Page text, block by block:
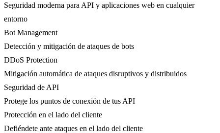
Seguridad moderna para API y aplicaciones web en cualquier
entorno
Bot Management
Detección y mitigación de ataques de bots
DDoS Protection
Mitigación automática de ataques disruptivos y distribuidos
Seguridad de API
Protege los puntos de conexión de tus API
Protección en el lado del cliente
Defiéndete ante ataques en el lado del cliente